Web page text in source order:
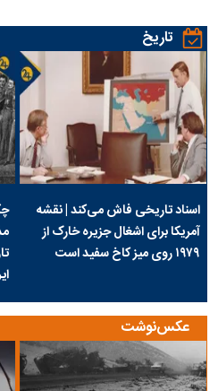
تاریخ
اسناد تاریخی فاش می‌کند | نقشه
آمریکا برای اشغال جزیره خارک از
۱۹۷۹ روی میز کاخ سفید است
عکس‌نوشت